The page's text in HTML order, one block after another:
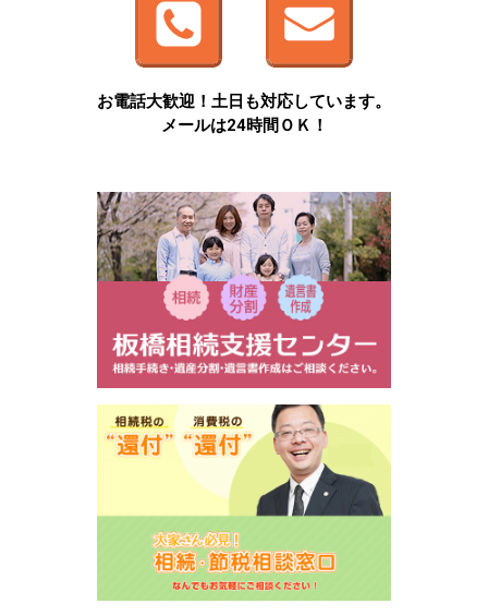
お電話大歓迎！土日も対応しています。
メールは24時間ＯＫ！